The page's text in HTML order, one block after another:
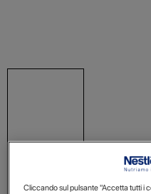
Cliccando sul pulsante "Accetta tutti i